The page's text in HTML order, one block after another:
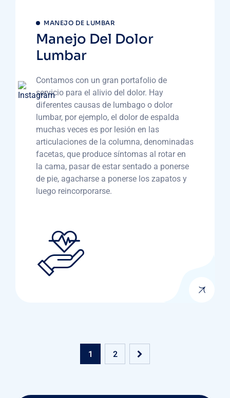
MANEJO DE LUMBAR
Manejo Del Dolor
Lumbar
Contamos con un gran portafolio de
servicio para el alivio del dolor. Hay
diferentes causas de lumbago o dolor
lumbar, por ejemplo, el dolor de espalda
muchas veces es por lesión en las
articulaciones de la columna, denominadas
facetas, que produce síntomas al rotar en
la cama, pasar de estar sentado a ponerse
de pie, agacharse a ponerse los zapatos y
luego reincorporarse.
1 2